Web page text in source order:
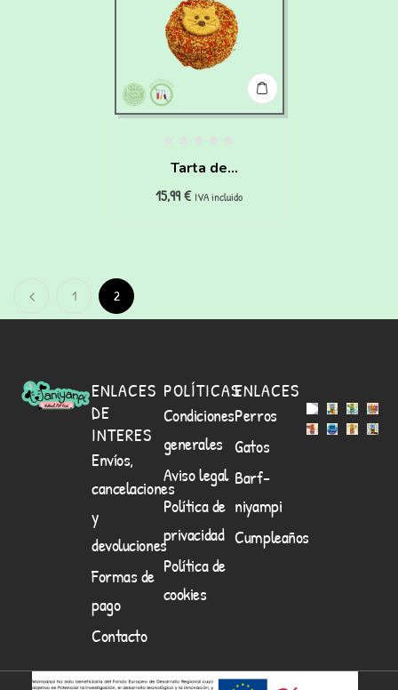
Tarta de
Cumpleaños para
15,99€ IVA incluido
1 2
ENLACES
DE
INTERES
Envíos,
cancelaciones
y
devoluciones
Formas de
pago
Contacto
POLÍTICAS
Condiciones
generales
Aviso legal
Política de
privacidad
Política de
cookies
ENLACES
Perros
Gatos
Barf-
niyampi
Cumpleaños